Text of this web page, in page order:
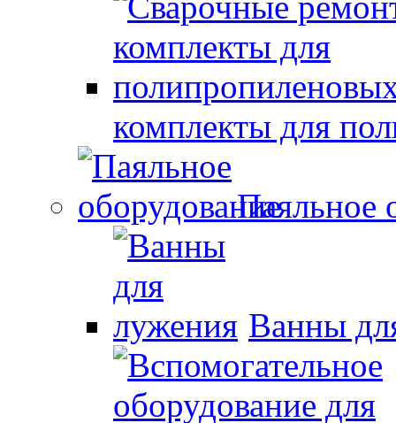
комплекты для
Паяльное
Ванны